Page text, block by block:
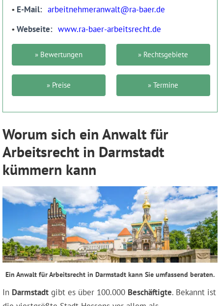
E-Mail
arbeitnehmeranwalt@ra-baer.de
Webseite
www.ra-baer-arbeitsrecht.de
» Bewertungen » Rechtsgebiete
» Preise » Termine
Worum sich ein Anwalt für
Arbeitsrecht in Darmstadt
kümmern kann
Ein Anwalt für Arbeitsrecht in Darmstadt kann Sie umfassend beraten.
In Darmstadt gibt es über 100.000 Beschäftigte. Bekannt ist